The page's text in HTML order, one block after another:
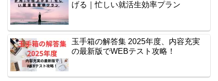
げる｜忙しい就活生効率プラン
玉手箱の解答集 2025年度、内容充実
の最新版でWEBテスト攻略！